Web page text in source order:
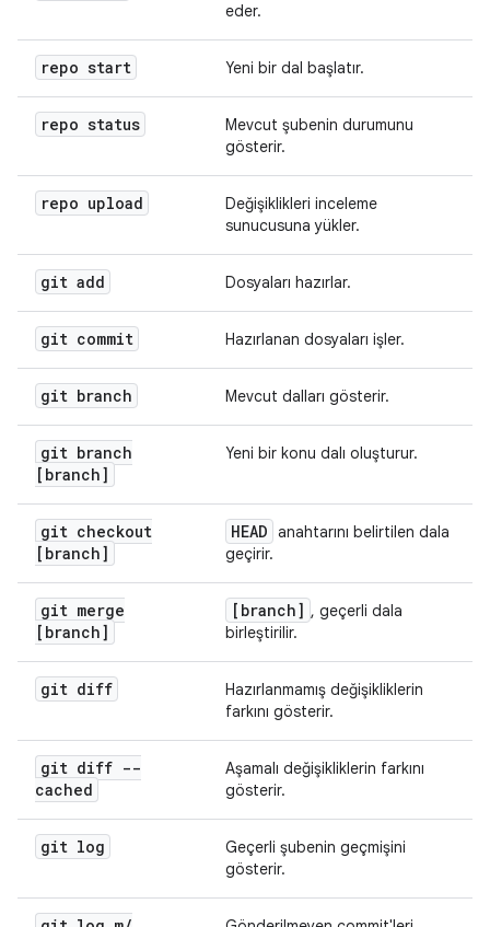
eder.
repo start Yeni bir dal başlatır.
repo status
Mevcut şubenin durumunu
gösterir.
repo upload
Değişiklikleri inceleme
sunucusuna yükler.
git add Dosyaları hazırlar.
git commit Hazırlanan dosyaları işler.
git branch Mevcut dalları gösterir.
git branch
[branch]
Yeni bir konu dalı oluşturur.
git checkout
[branch]
HEAD anahtarını belirtilen dala
geçirir.
git merge
[branch]
[branch] , geçerli dala
birleştirilir.
git diff
Hazırlanmamış değişikliklerin
farkını gösterir.
git diff --
cached
Aşamalı değişikliklerin farkını
gösterir.
git log
Geçerli şubenin geçmişini
gösterir.